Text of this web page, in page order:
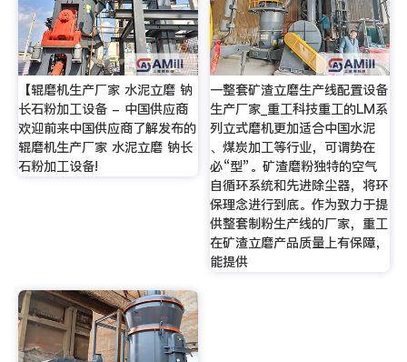
【辊磨机生产厂家 水泥立磨 钠
长石粉加工设备 - 中国供应商
欢迎前来中国供应商了解发布的
辊磨机生产厂家 水泥立磨 钠长
石粉加工设备!
一整套矿渣立磨生产线配置设备
生产厂家_重工科技重工的LM系
列立式磨机更加适合中国水泥
、煤炭加工等行业，可谓势在
必“型”。矿渣磨粉独特的空气
自循环系统和先进除尘器，将环
保理念进行到底。作为致力于提
供整套制粉生产线的厂家，重工
在矿渣立磨产品质量上有保障，
能提供